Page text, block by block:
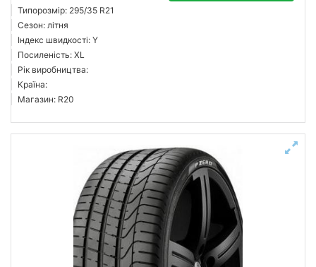
Типорозмір: 295/35 R21
Сезон: літня
Індекс швидкості: Y
Посиленість: XL
Рік виробництва:
Країна:
Магазин: R20